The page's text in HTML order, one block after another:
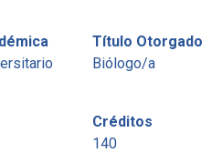
Título Otorgado
Biólogo/a
Créditos
140